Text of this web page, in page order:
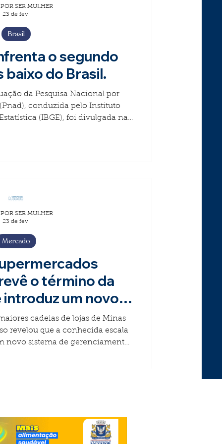
o segundo
baixo do Brasil.
da Pesquisa Nacional por
pelo Instituto
(IBGE), foi divulgada na
Brasil
SER MULHER
23 de fev.
o término da
introduz um novo
de Minas
escala
de gerenciamento
Mercado
SER MULHER
23 de fev.